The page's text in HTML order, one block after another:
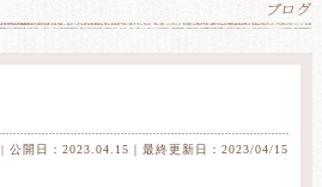
| 公開日：2023.04.15｜最終更新日：2023/04/15